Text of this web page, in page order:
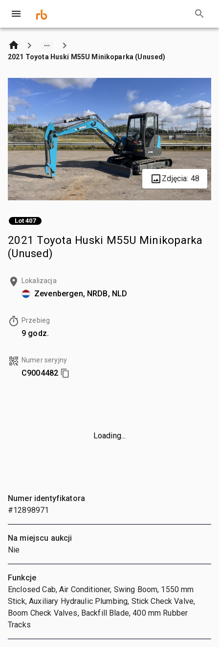
2021 Toyota Huski M55U Minikoparka (Unused)
Zdjęcia: 48
Lot 407
2021 Toyota Huski M55U Minikoparka
(Unused)
Lokalizacja
Zevenbergen, NRDB, NLD
Przebieg
9 godz.
Numer seryjny
C9004482
Loading...
Numer identyfikatora
#12898971
Na miejscu aukcji
Nie
Funkcje
Enclosed Cab, Air Conditioner, Swing Boom, 1550 mm
Stick, Auxiliary Hydraulic Plumbing, Stick Check Valve,
Boom Check Valves, Backfill Blade, 400 mm Rubber
Tracks